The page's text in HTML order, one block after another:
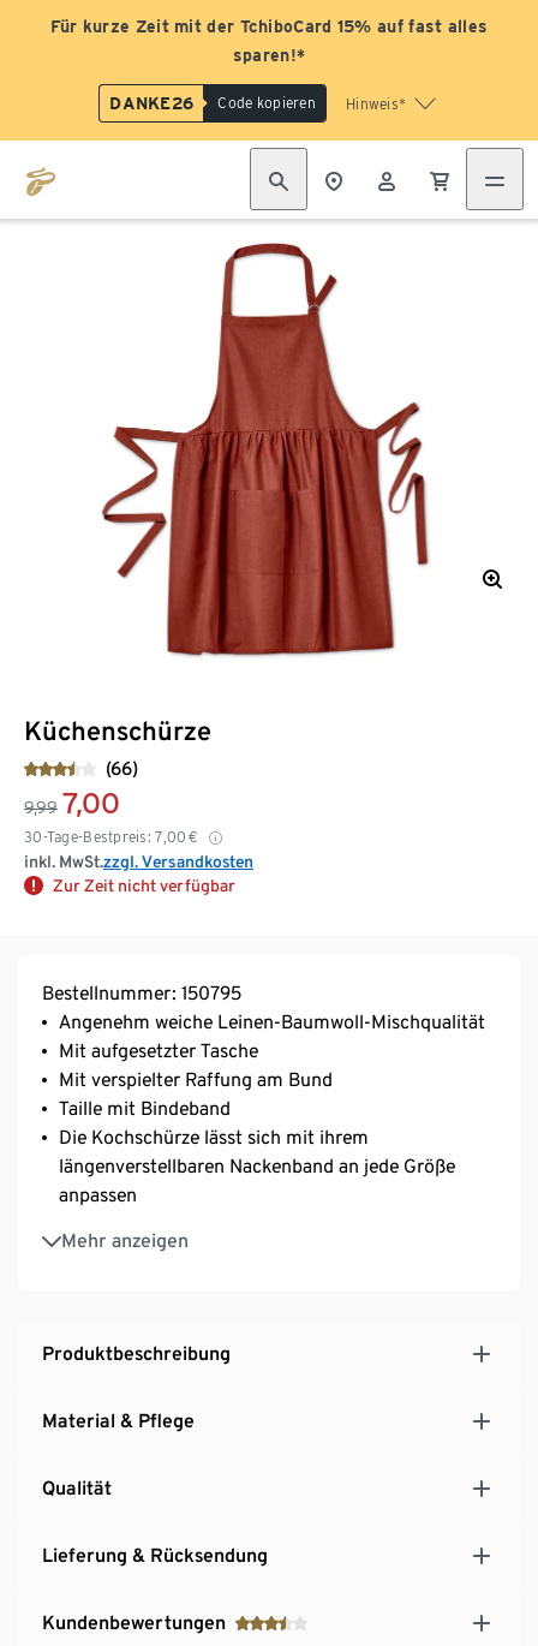
Für kurze Zeit mit der TchiboCard 15% auf fast alles
sparen!*
DANKE26 Code kopieren Hinweis*
Küchenschürze
(66)
9,99 7,00
30-Tage-Bestpreis: 7,00 €
inkl. MwSt.zzgl. Versandkosten
Zur Zeit nicht verfügbar
Bestellnummer: 150795
Angenehm weiche Leinen-Baumwoll-Mischqualität
Mit aufgesetzter Tasche
Mit verspielter Raffung am Bund
Taille mit Bindeband
Die Kochschürze lässt sich mit ihrem
längenverstellbaren Nackenband an jede Größe
anpassen
Mehr anzeigen
Halbleinen ist pflegeleicht und weist eine edle
Knitteroptik auf
Produktbeschreibung
Material & Pflege
Qualität
Lieferung & Rücksendung
Kundenbewertungen